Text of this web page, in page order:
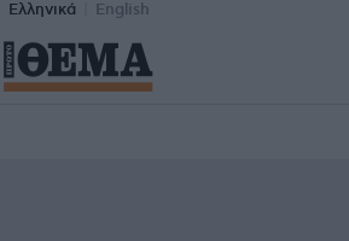
Ελληνικά English